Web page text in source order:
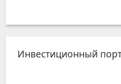
Инвестиционный